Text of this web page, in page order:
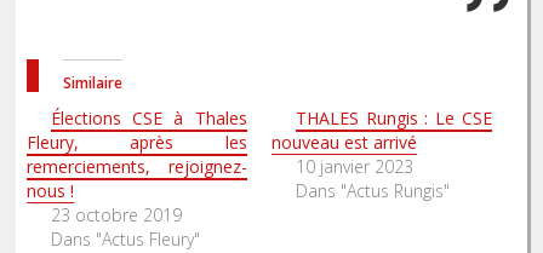
Similaire
Élections CSE à Thales
Fleury, après les
remerciements, rejoignez-
nous !
23 octobre 2019
Dans "Actus Fleury"
THALES Rungis : Le CSE
nouveau est arrivé
10 janvier 2023
Dans "Actus Rungis"